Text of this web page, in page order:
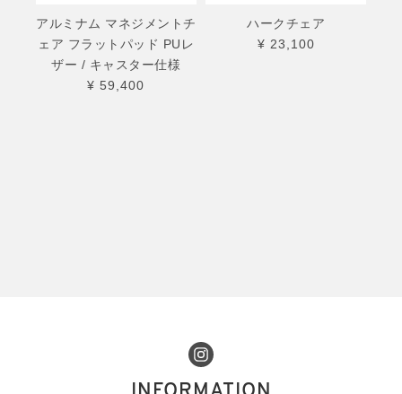
アルミナム マネジメントチ
ェア フラットパッド PUレ
ザー / キャスター仕様
¥ 59,400
ハークチェア
¥ 23,100